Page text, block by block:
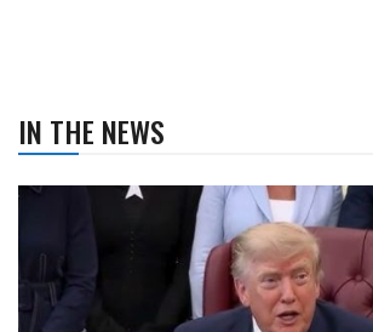
IN THE NEWS